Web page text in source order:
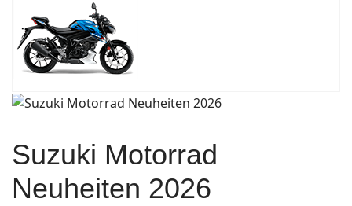
Suzuki Motorrad
Neuheiten 2026